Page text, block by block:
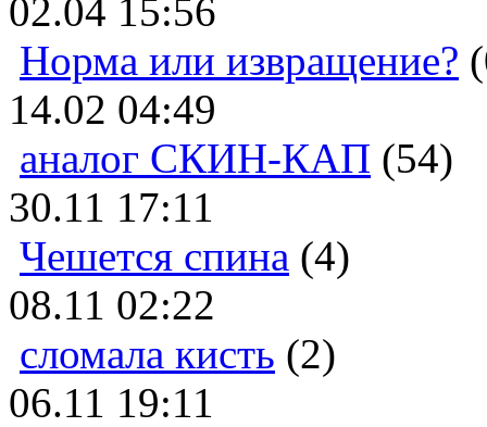
02.04 15:56
Норма или извращение?
14.02 04:49
аналог СКИН-КАП (54)
30.11 17:11
Чешется спина (4)
08.11 02:22
сломала кисть (2)
06.11 19:11